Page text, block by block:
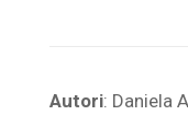
Autori: Daniela